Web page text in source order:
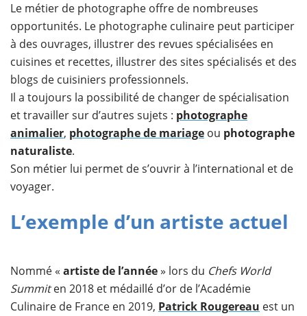
Le métier de photographe offre de nombreuses
opportunités. Le photographe culinaire peut participer
à des ouvrages, illustrer des revues spécialisées en
cuisines et recettes, illustrer des sites spécialisés et des
blogs de cuisiniers professionnels.
Il a toujours la possibilité de changer de spécialisation
et travailler sur d’autres sujets : photographe
animalier, photographe de mariage ou photographe
naturaliste.
Son métier lui permet de s’ouvrir à l’international et de
voyager.
L’exemple d’un artiste actuel
Nommé « artiste de l’année» lors du Chefs World
Summiten 2018 et médaillé d’or de l’Académie
Culinaire de France en 2019, Patrick Rougereau est un